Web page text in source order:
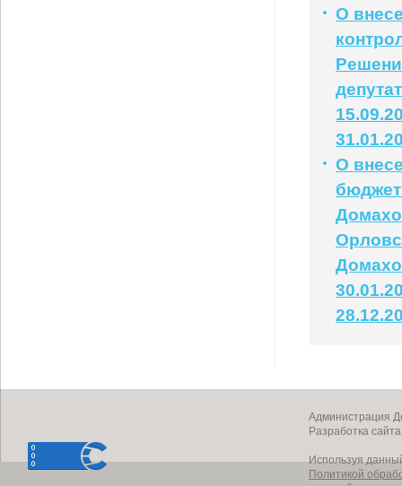
О
О
Администрация
Разработка
Используя
Политикой